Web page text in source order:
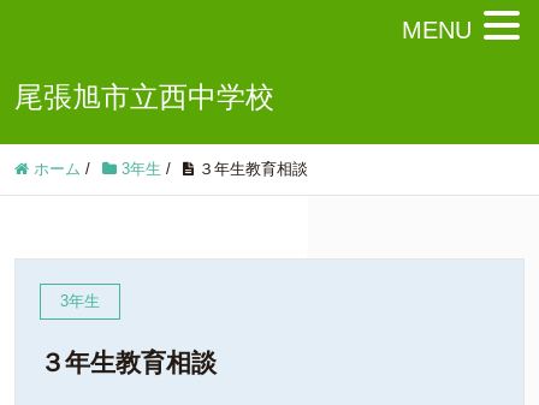
尾張旭市立西中学校
ホーム / 3年生 / ３年生教育相談
3年生
３年生教育相談
MENU